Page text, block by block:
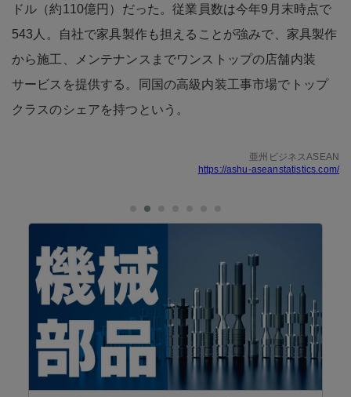
ドル（約110億円）だった。従業員数は今年9月末時点で
543人。自社で家具製作も担えることが強みで、家具製作
から施工、メンテナンスまでワンストップの店舗内装
サービスを提供する。同国の高級内装工事市場でトップ
クラスのシェアを持つという。
亜州ビジネスASEAN
https://ashu-aseanstatistics.com/